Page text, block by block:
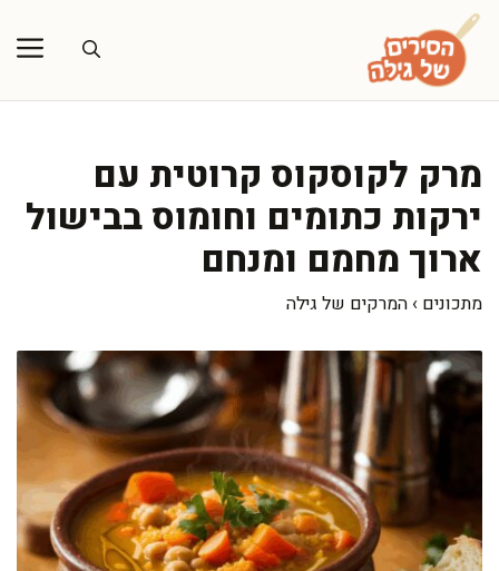
לדלג
לתוכן
מרק לקוסקוס קרוטית עם
ירקות כתומים וחומוס בבישול
ארוך מחמם ומנחם
מתכונים › המרקים של גילה